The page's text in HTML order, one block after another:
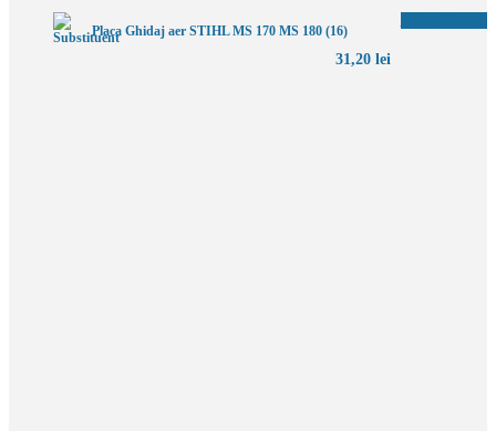
Placa Ghidaj aer STIHL MS 170 MS 180 (16)
31,20 lei